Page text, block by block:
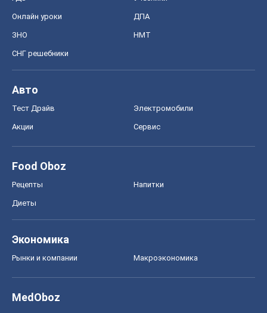
Онлайн уроки ДПА
ЗНО НМТ
СНГ решебники
Авто
Тест Драйв Электромобили
Акции Сервис
Food Oboz
Рецепты Напитки
Диеты
Экономика
Рынки и компании Mакроэкономика
MedOboz